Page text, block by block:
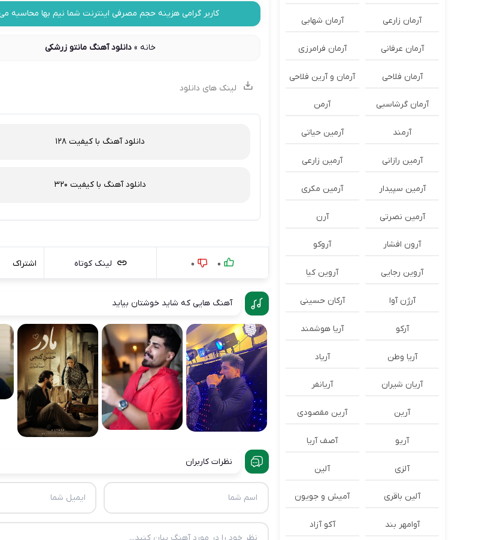
کاربر گرامی هزینه حجم مصرفی اینترنت شما نیم بها محاسبه
خانه »دانلود آهنگ مانتو زرشکی
لینک های دانلود
دانلود آهنگ با کیفیت 128
دانلود آهنگ با کیفیت 320
0
0 لینک کوتاه اشتراک
آهنگ هایی که شاید خوشتان بیاید
نظرات کاربران
آرمان زارعی آرمان شهابی
آرمان عرفانی آرمان فرامرزی
آرمان فلاحی آرمان و آرین فلاحی
آرمان گرشاسبی آرمن
آرمند آرمین حیاتی
آرمین رازانی آرمین زارعی
آرمین سپیدار آرمین مکری
آرمین نصرتی آرن
آرون افشار آروکو
آروین رجایی آروین کیا
آرژن آوا آرکان حسینی
آرکو آریا هوشمند
آریا وطن آریاد
آریان شیران آریانفر
آرین آرین مقصودی
آریو آصف آریا
آلزی آلین
آلین باقری آمیش و جویون
آوامهر بند آکو آزاد